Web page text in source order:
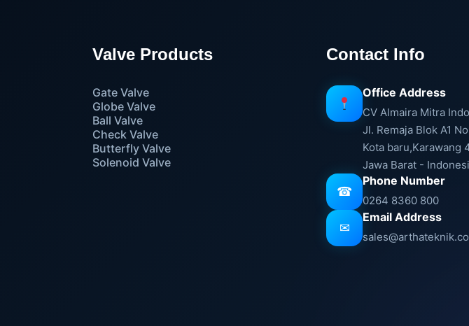
Valve Products
Gate Valve
Globe Valve
Ball Valve
Check Valve
Butterfly Valve
Solenoid Valve
Contact Info
Office Address
CV Almaira Mitra
Jl. Remaja Blok A1
Kota baru,Karawang
Jawa Barat -
☎
Phone Number
0264 8360 800
✉
Email Address